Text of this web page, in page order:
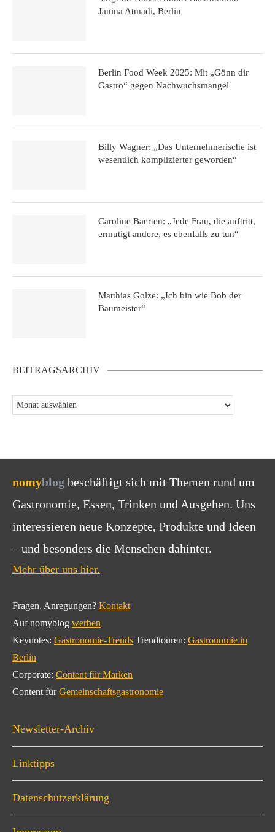
Janina Atmadi, Berlin
Berlin Food Week 2025: Mit „Gönn dir
Gastro“ gegen Nachwuchsmangel
Billy Wagner: „Das Unternehmerische ist
wesentlich komplizierter geworden“
Caroline Baerten: „Jede Frau, die auftritt,
ermutigt andere, es ebenfalls zu tun“
Matthias Golze: „Ich bin wie Bob der
Baumeister“
BEITRAGSARCHIV
nomyblog beschäftigt sich mit Themen rund um
Gastronomie, Essen, Trinken und Ausgehen. Uns
interessieren neue Konzepte, Produkte und Ideen
– und besonders die Menschen dahinter.
Mehr über uns hier.
Fragen, Anregungen? Kontakt
Auf nomyblog werben
Keynotes: Gastronomie-Trends Trendtouren: Gastronomie in
Berlin
Corporate: Content für Marken
Content fürGemeinschaftsgastronomie
Newsletter-Archiv
Linktipps
Datenschutzerklärung